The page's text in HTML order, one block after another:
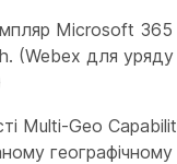
Microsoft 365
(Webex для
Multi-Geo
географічному